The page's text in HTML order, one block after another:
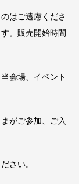
はご遠慮くださ
。販売開始時間
会場、イベント
がご参加、ご入
さい。